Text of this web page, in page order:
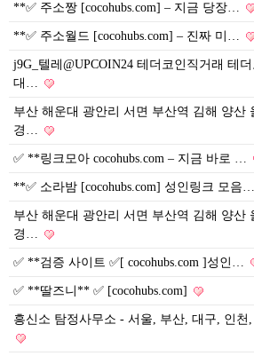
**✅ 주소짱 [cocohubs.com] – 지금 당장…
**✅ 주소월드 [cocohubs.com] – 진짜 미…
j9G_텔레@UPCOIN24 테더코인직거래 테더
대…
부산 해운대 광안리 서면 부산역 김해 양산
경…
✅ **링크모아 cocohubs.com – 지금 바로 …
**✅ 소라밤 [cocohubs.com] 성인링크 모음…
부산 해운대 광안리 서면 부산역 김해 양산
경…
✅ **검증 사이트 ✅[ cocohubs.com ]성인…
✅ **딸즈니** ✅ [cocohubs.com]
흥신소 탐정사무소 - 서울, 부산, 대구, 인